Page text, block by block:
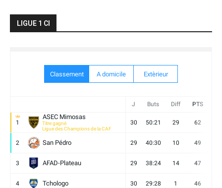
LIGUE 1 CI
Classement A domicile Extèrieur
J Buts Diff PTS
1
ASEC Mimosas
Titre gagné
Ligue des Champions de la CAF
30 50:21 29 62
2 San Pédro 29 40:30 10 49
3 AFAD-Plateau 29 38:24 14 47
4 Tchologo 30 29:28 1 46